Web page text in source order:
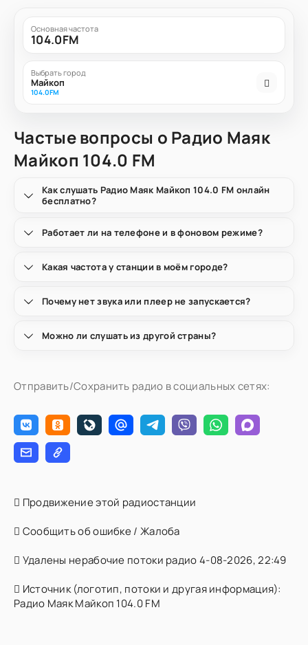
Основная частота
104.0FM
Выбрать город
Майкоп
104.0FM
Частые вопросы о Радио Маяк
Майкоп 104.0 FM
Как слушать Радио Маяк Майкоп 104.0 FM онлайн
бесплатно?
Работает ли на телефоне и в фоновом режиме?
Какая частота у станции в моём городе?
Почему нет звука или плеер не запускается?
Можно ли слушать из другой страны?
Отправить/Сохранить радио в социальных сетях:
Продвижение этой радиостанции
Сообщить об ошибке / Жалоба
Удалены нерабочие потоки радио 4-08-2026, 22:49
Источник (логотип, потоки и другая информация):
Радио Маяк Майкоп 104.0 FM